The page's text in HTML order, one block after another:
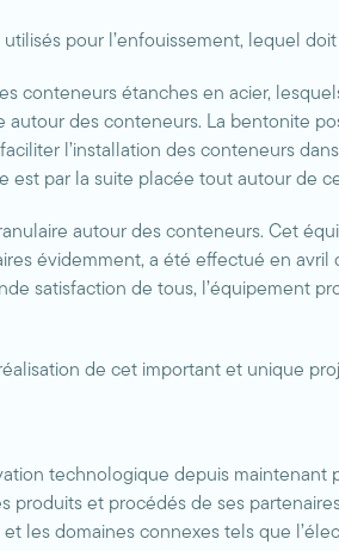
pour l’enfouissement, lequel
conteneurs étanches en acier,
autour des conteneurs. La bentonite
l’installation des conteneurs
par la suite placée tout autour de
autour des conteneurs. Cet
évidemment, a été effectué en avril
satisfaction de tous, l’équipement
de cet important et unique
technologique depuis maintenant
et procédés de ses
les domaines connexes tels que